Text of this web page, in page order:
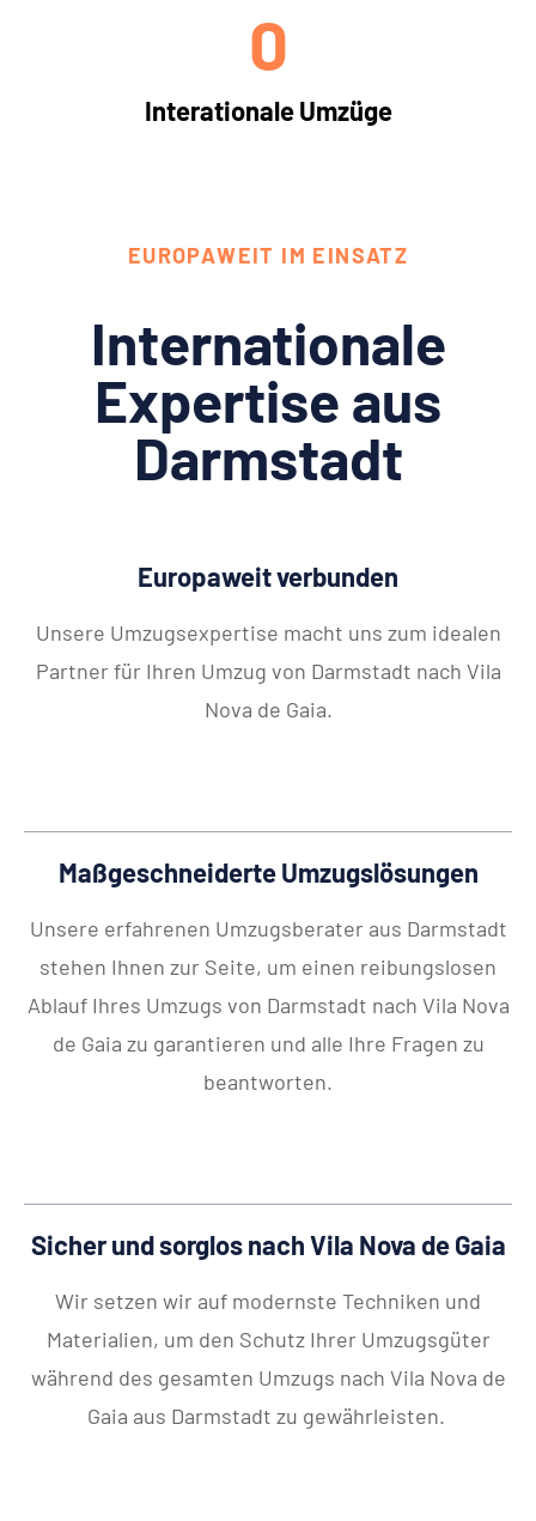
Interationale Umzüge
0
EUROPAWEIT IM EINSATZ
Internationale
Expertise aus
Darmstadt
Europaweit verbunden
Unsere Umzugsexpertise macht uns zum idealen
Partner für Ihren Umzug von Darmstadt nach Vila
Nova de Gaia.
Maßgeschneiderte Umzugslösungen
Unsere erfahrenen Umzugsberater aus Darmstadt
stehen Ihnen zur Seite, um einen reibungslosen
Ablauf Ihres Umzugs von Darmstadt nach Vila Nova
de Gaia zu garantieren und alle Ihre Fragen zu
beantworten.
Sicher und sorglos nach Vila Nova de Gaia
Wir setzen wir auf modernste Techniken und
Materialien, um den Schutz Ihrer Umzugsgüter
während des gesamten Umzugs nach Vila Nova de
Gaia aus Darmstadt zu gewährleisten.